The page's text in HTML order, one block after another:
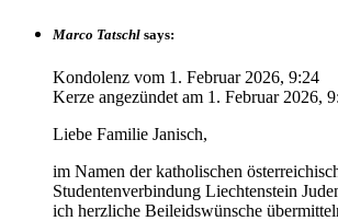
Marco Tatschl says:
Kondolenz vom 1. Februar 2026, 9:24
Kerze angezündet am 1. Februar 2026,
Liebe Familie Janisch,
im Namen der katholischen
Studentenverbindung Liechtenstein
ich herzliche Beileidswünsche